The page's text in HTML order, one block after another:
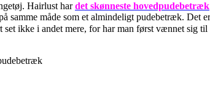
Hairlust hardet skønneste hovedpudebetræk
samme måde som et almindeligt pudebetræk.
set ikke i andet mere, for har man først vænnet